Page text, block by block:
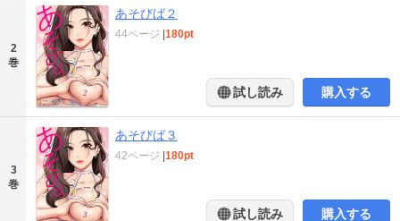
2
巻
あそびば２
44ページ 180pt
試し読み 購入する
3
巻
あそびば３
42ページ 180pt
試し読み 購入する